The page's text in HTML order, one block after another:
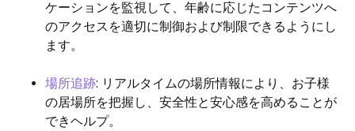
ケーションを監視して、年齢に応じたコンテンツへ
のアクセスを適切に制御および制限できるようにし
ます。
場所追跡: リアルタイムの場所情報により、お子様
の居場所を把握し、安全性と安心感を高めることが
できヘルプ。